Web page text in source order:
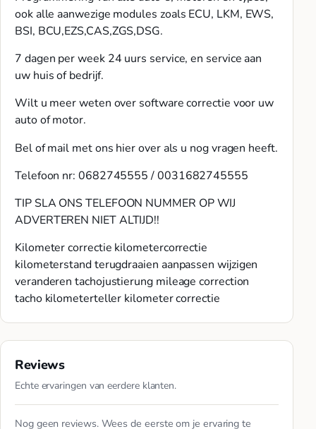
ook alle aanwezige modules zoals ECU, LKM, EWS,
BSI, BCU,EZS,CAS,ZGS,DSG.
7 dagen per week 24 uurs service, en service aan
uw huis of bedrijf.
Wilt u meer weten over software correctie voor uw
auto of motor.
Bel of mail met ons hier over als u nog vragen heeft.
Telefoon nr: 0682745555 / 0031682745555
TIP SLA ONS TELEFOON NUMMER OP WIJ
ADVERTEREN NIET ALTIJD!!
Kilometer correctie kilometercorrectie
kilometerstand terugdraaien aanpassen wijzigen
veranderen tachojustierung mileage correction
tacho kilometerteller kilometer correctie
Reviews
Echte ervaringen van eerdere klanten.
Nog geen reviews. Wees de eerste om je ervaring te